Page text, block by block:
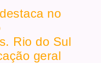
no
Rio do Sul
geral